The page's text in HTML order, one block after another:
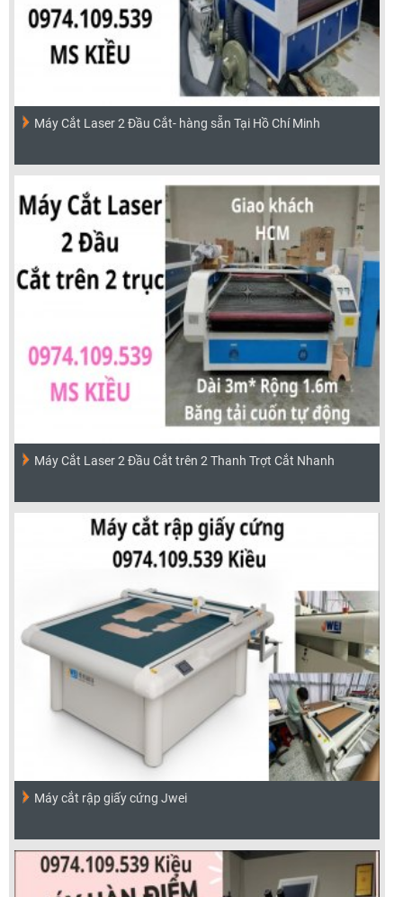
Máy Cắt Laser 2 Đầu Cắt- hàng sẵn Tại Hồ Chí Minh
Máy Cắt Laser 2 Đầu Cắt trên 2 Thanh Trợt Cắt Nhanh
Máy cắt rập giấy cứng Jwei